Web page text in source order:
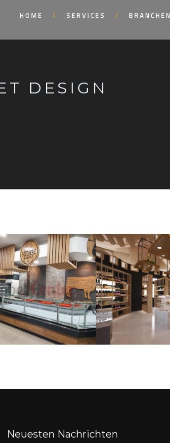
HOME SERVICES BRANCHEN
DESIGN
Neuesten Nachrichten